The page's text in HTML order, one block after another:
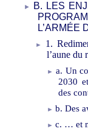
B. LES
L’ARMÉE
1.
l’aune du
a. Un
2030
des
b. Des
c. … et